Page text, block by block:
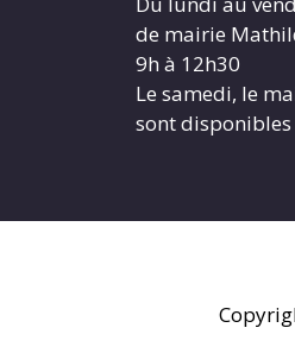
de mairie
9h à 12h30
Le samedi, le
sont disponibles